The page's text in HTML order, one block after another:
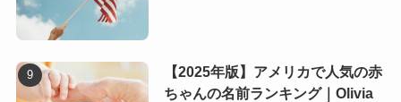
【2025年版】アメリカで人気の赤
ちゃんの名前ランキング｜Olivia